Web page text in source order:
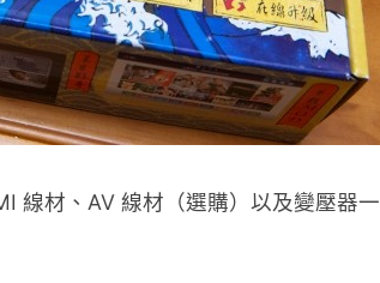
線材、AV 線材（選購）以及變壓器一